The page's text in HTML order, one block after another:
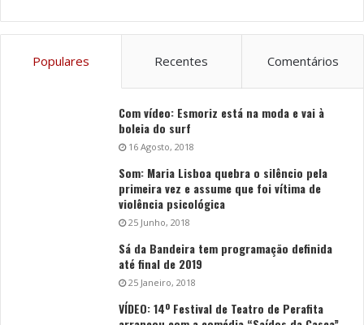
Populares Recentes Comentários
Com vídeo: Esmoriz está na moda e vai à
boleia do surf
16 Agosto, 2018
Som: Maria Lisboa quebra o silêncio pela
primeira vez e assume que foi vítima de
violência psicológica
25 Junho, 2018
Sá da Bandeira tem programação definida
até final de 2019
25 Janeiro, 2018
VÍDEO: 14º Festival de Teatro de Perafita